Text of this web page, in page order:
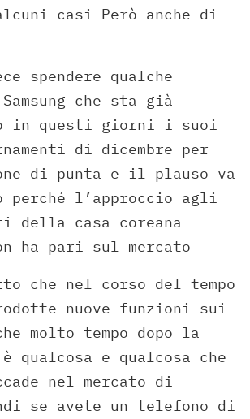
casi Però anche di
spendere qualche
che sta già
in questi giorni i suoi
di dicembre per
di punta e il plauso va
perché l’approccio agli
della casa coreana
ha pari sul mercato
che nel corso del tempo
nuove funzioni sui
molto tempo dopo la
qualcosa e qualcosa che
nel mercato di
se avete un telefono di